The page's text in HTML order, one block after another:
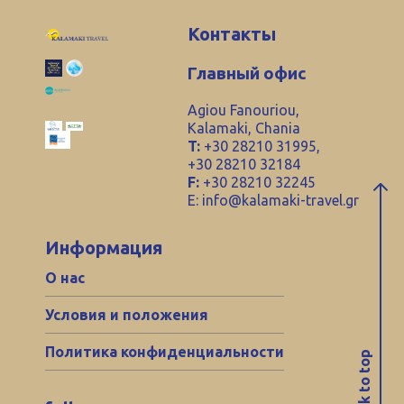
Контакты
Главный офис
Agiou Fanouriou,
Kalamaki, Chania
T: +30 28210 31995,
+30 28210 32184
F: +30 28210 32245
E: info@kalamaki-travel.gr
Информация
О нас
Условия и положения
Политика конфиденциальности